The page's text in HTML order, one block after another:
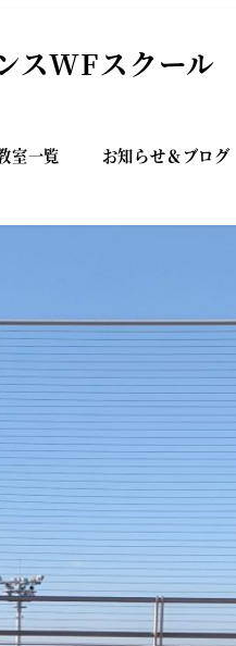
スWFスクール
室一覧 お知らせ＆ブログ